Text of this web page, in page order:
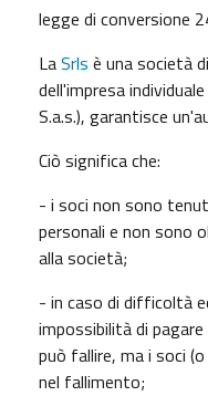
legge di conversione
LaSrls è una società
dell'impresa
S.a.s.), garantisce
Ciò significa che:
- i soci non sono
personali e non sono
alla società;
- in caso di difficoltà
impossibilità di
può fallire, ma i soci
nel fallimento;